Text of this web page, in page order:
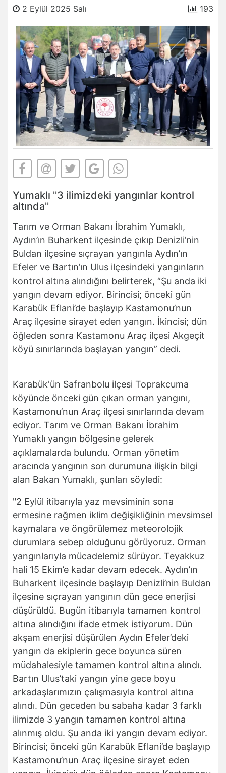
2 Eylül 2025 Salı 193
Yumaklı ''3 ilimizdeki yangınlar kontrol
altında''
Tarım ve Orman Bakanı İbrahim Yumaklı,
Aydın’ın Buharkent ilçesinde çıkıp Denizli’nin
Buldan ilçesine sıçrayan yangınla Aydın’ın
Efeler ve Bartın’ın Ulus ilçesindeki yangınların
kontrol altına alındığını belirterek, “Şu anda iki
yangın devam ediyor. Birincisi; önceki gün
Karabük Eflani’de başlayıp Kastamonu’nun
Araç ilçesine sirayet eden yangın. İkincisi; dün
öğleden sonra Kastamonu Araç ilçesi Akgeçit
köyü sınırlarında başlayan yangın” dedi.
Karabük'ün Safranbolu ilçesi Toprakcuma
köyünde önceki gün çıkan orman yangını,
Kastamonu’nun Araç ilçesi sınırlarında devam
ediyor. Tarım ve Orman Bakanı İbrahim
Yumaklı yangın bölgesine gelerek
açıklamalarda bulundu. Orman yönetim
aracında yangının son durumuna ilişkin bilgi
alan Bakan Yumaklı, şunları söyledi:
"2 Eylül itibarıyla yaz mevsiminin sona
ermesine rağmen iklim değişikliğinin mevsimsel
kaymalara ve öngörülemez meteorolojik
durumlara sebep olduğunu görüyoruz. Orman
yangınlarıyla mücadelemiz sürüyor. Teyakkuz
hali 15 Ekim’e kadar devam edecek. Aydın’ın
Buharkent ilçesinde başlayıp Denizli’nin Buldan
ilçesine sıçrayan yangının dün gece enerjisi
düşürüldü. Bugün itibarıyla tamamen kontrol
altına alındığını ifade etmek istiyorum. Dün
akşam enerjisi düşürülen Aydın Efeler’deki
yangın da ekiplerin gece boyunca süren
müdahalesiyle tamamen kontrol altına alındı.
Bartın Ulus’taki yangın yine gece boyu
arkadaşlarımızın çalışmasıyla kontrol altına
alındı. Dün geceden bu sabaha kadar 3 farklı
ilimizde 3 yangın tamamen kontrol altına
alınmış oldu. Şu anda iki yangın devam ediyor.
Birincisi; önceki gün Karabük Eflani’de başlayıp
Kastamonu’nun Araç ilçesine sirayet eden